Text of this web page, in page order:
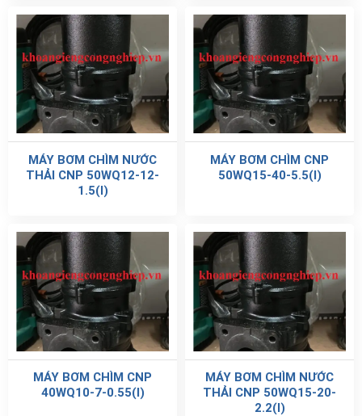
MÁY BƠM CHÌM NƯỚC
THẢI CNP 50WQ12-12-
1.5(I)
MÁY BƠM CHÌM CNP
50WQ15-40-5.5(I)
MÁY BƠM CHÌM CNP
40WQ10-7-0.55(I)
MÁY BƠM CHÌM NƯỚC
THẢI CNP 50WQ15-20-
2.2(I)